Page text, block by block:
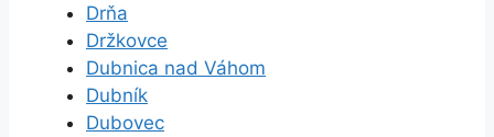
Drňa
Držkovce
Dubnica nad Váhom
Dubník
Dubovec